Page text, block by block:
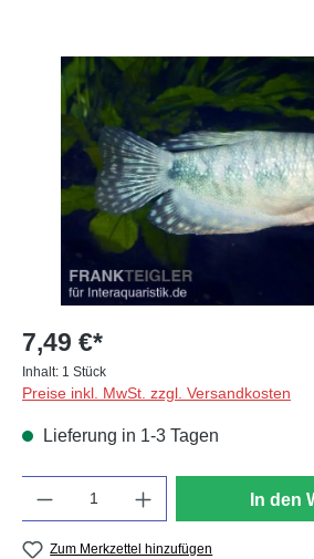
Bildergalerie überspringen
7,49 €*
Inhalt: 1 Stück
Preise inkl. MwSt. zzgl. Versandkosten
Lieferung in 1-3 Tagen
In den
Zum Merkzettel hinzufügen